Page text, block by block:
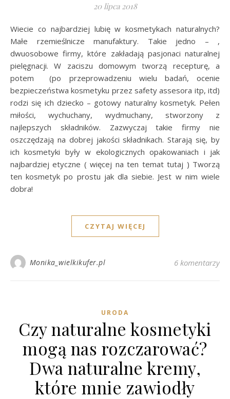
20 lipca 2018
Wiecie co najbardziej lubię w kosmetykach naturalnych?
Małe rzemieślnicze manufaktury. Takie jedno – ,
dwuosobowe firmy, które zakładają pasjonaci naturalnej
pielęgnacji. W zaciszu domowym tworzą recepturę, a
potem (po przeprowadzeniu wielu badań, ocenie
bezpieczeństwa kosmetyku przez safety assesora itp, itd)
rodzi się ich dziecko – gotowy naturalny kosmetyk. Pełen
miłości, wychuchany, wydmuchany, stworzony z
najlepszych składników. Zazwyczaj takie firmy nie
oszczędzają na dobrej jakości składnikach. Starają się, by
ich kosmetyki były w ekologicznych opakowaniach i jak
najbardziej etyczne ( więcej na ten temat tutaj ) Tworzą
ten kosmetyk po prostu jak dla siebie. Jest w nim wiele
dobra!
CZYTAJ WIĘCEJ
Monika_wielkikufer.pl 6 komentarzy
URODA
Czy naturalne kosmetyki
mogą nas rozczarować?
Dwa naturalne kremy,
które mnie zawiodły